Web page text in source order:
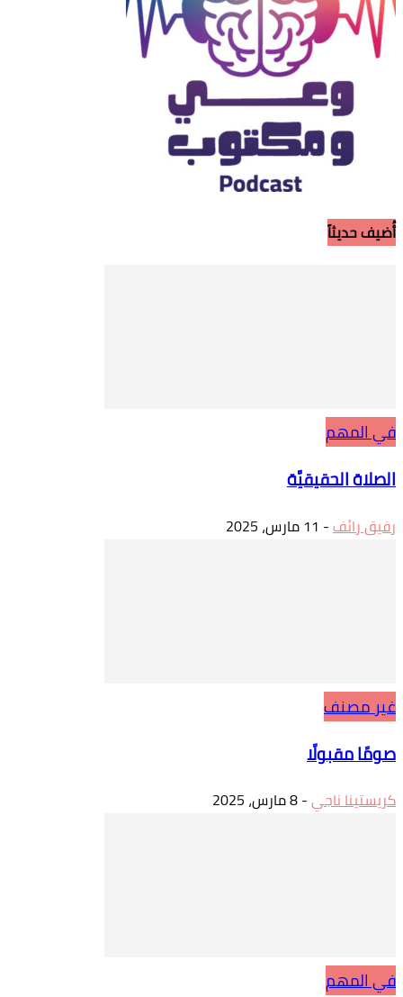
أُضيف حديثاً
في المهم
الصلاة الحقيقيَّة
رفيق رائف- 11 مارس، 2025
غير مصنف
صومًا مقبولًا
كريستينا ناجي-8 مارس، 2025
في المهم